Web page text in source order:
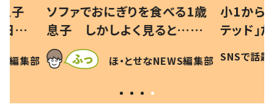
1歳
…母
現行
編集部
小1から不登校、息子は「ギフ
テッド」だった 父が“ウチ給
食”を作り続ける理由とは #令
和の親 #令和の子
SNSで話題 ほ・とせなNEWS編集部
ひ孫に
が、抱
に「涙
方ない」